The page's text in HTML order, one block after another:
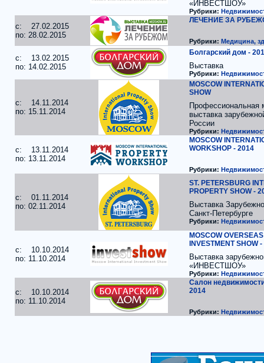
«ИНВЕСТШОУ»
Рубрики:
c: 27.02.2015
по: 28.02.2015
ЛЕЧЕНИЕ ЗА
Рубрики: Медицина,
c: 13.02.2015
по: 14.02.2015
Болгарский дом -
Выставка
Рубрики:
c: 14.11.2014
по: 15.11.2014
MOSCOW
SHOW
Профессиональная
выставка
России
Рубрики:
c: 13.11.2014
по: 13.11.2014
MOSCOW
WORKSHOP - 2014
Рубрики:
c: 01.11.2014
по: 02.11.2014
ST. PETERSBURG
PROPERTY SHOW -
Выставка
Санкт-Петербурге
Рубрики:
c: 10.10.2014
по: 11.10.2014
MOSCOW
INVESTMENT SHOW
Выставка
«ИНВЕСТШОУ»
Рубрики:
c: 10.10.2014
по: 11.10.2014
Салон
2014
Рубрики: